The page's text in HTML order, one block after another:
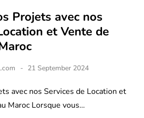
Projets avec nos
et Vente de
21 September 2024
avec nos Services de Location et
Maroc Lorsque vous…